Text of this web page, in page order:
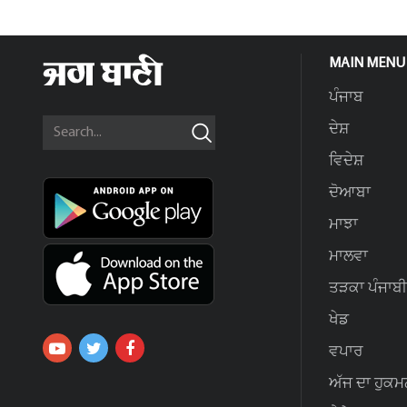
MAIN MENU
ਪੰਜਾਬ
ਦੇਸ਼
ਵਿਦੇਸ਼
ਦੋਆਬਾ
ਮਾਝਾ
ਮਾਲਵਾ
ਤੜਕਾ ਪੰਜਾਬੀ
ਖੇਡ
ਵਪਾਰ
ਅੱਜ ਦਾ